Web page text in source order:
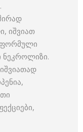
იშვიათ
ნეკროლიზი.